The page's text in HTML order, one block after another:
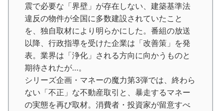
震で必要な「界壁」が存在しない、建築基準法
違反の物件が全国に多数建設されていたこと
を、独自取材により明らかにした。番組の放送
以降、行政指導を受けた企業は「改善策」を発
表。業界は「浄化」される方向に向かうものと
期待されたが…。
シリーズ企画・マネーの魔力第3弾では、終わら
ない「不正」な不動産取引と、暴走するマネー
の実態を再び取材。消費者・投資家が留意すべ